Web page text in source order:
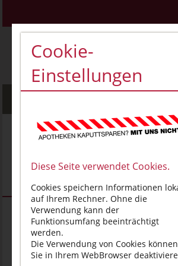
pharmacon Meran:
Menschen greifen
Meran, 4. Juni 2026– Viele Menschen
Nahrungsergänzungsmitteln, obwohl
brauchen. „Im Dschungel der
den Überblick zu behalten ist schwierig
verlassen sich auf unhaltbare
Cookie-
Einstellungen
Diese Seite verwendet Cookies.
Cookies speichern Informationen
auf Ihrem Rechner. Ohne die
Verwendung kann der
Funktionsumfang beeinträchtigt
werden.
Die Verwendung von Cookies können
Sie in Ihrem WebBrowser